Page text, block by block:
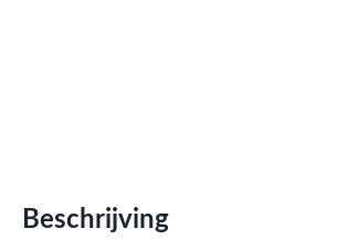
Beschrijving